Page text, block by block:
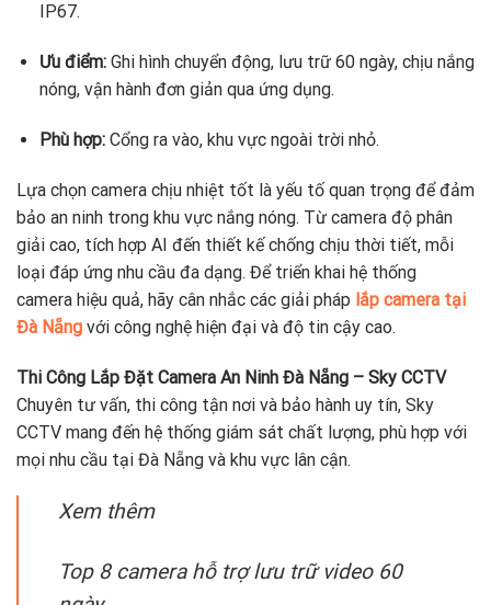
IP67.
Ưu điểm:Ghi hình chuyển động, lưu trữ 60 ngày, chịu nắng
nóng, vận hành đơn giản qua ứng dụng.
Phù hợp:Cổng ra vào, khu vực ngoài trời nhỏ.
Lựa chọn camera chịu nhiệt tốt là yếu tố quan trọng để đảm
bảo an ninh trong khu vực nắng nóng. Từ camera độ phân
giải cao, tích hợp AI đến thiết kế chống chịu thời tiết, mỗi
loại đáp ứng nhu cầu đa dạng. Để triển khai hệ thống
camera hiệu quả, hãy cân nhắc các giải pháp lắp camera tại
Đà Nẵng với công nghệ hiện đại và độ tin cậy cao.
Thi Công Lắp Đặt Camera An Ninh Đà Nẵng – Sky CCTV
Chuyên tư vấn, thi công tận nơi và bảo hành uy tín, Sky
CCTV mang đến hệ thống giám sát chất lượng, phù hợp với
mọi nhu cầu tại Đà Nẵng và khu vực lân cận.
Xem thêm
Top 8 camera hỗ trợ lưu trữ video 60